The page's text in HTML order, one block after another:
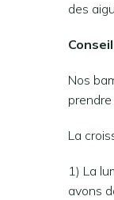
des
Nos
La
1) La
avons